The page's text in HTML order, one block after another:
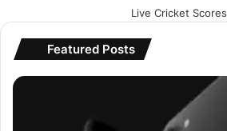
Live Cricket Scores
Featured Posts
i